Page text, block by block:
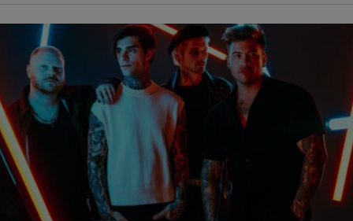
Tallinnan Raatihuoneentori
Raekoja plats, Tallinn
Vanhakaupunki
20.11.2026 - 06.01.2027
+372 5089771